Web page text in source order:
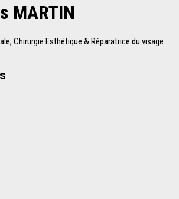
MARTIN
Chirurgie Esthétique & Réparatrice du visage